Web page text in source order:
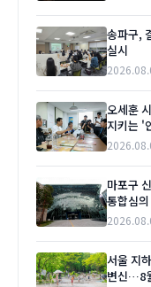
송파구,
실시
오세훈
지키는 '
마포구
통합심
서울 지
변신…8